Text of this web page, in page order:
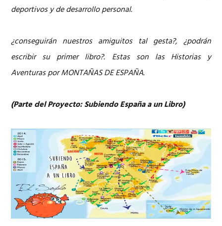
deportivos y de desarrollo personal.
¿conseguirán nuestros amiguitos tal gesta?, ¿podrán
escribir su primer libro?. Estas son las Historias y
Aventuras por MONTAÑAS DE ESPAÑA.
(Parte del Proyecto: Subiendo España a un Libro)